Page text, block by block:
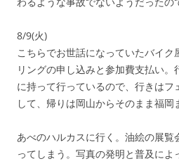
8/9(火)
こちらでお世話になっていたバイ
リングの申し込みと参加費支払い
に持って行っているので、行きはフ
して、帰りは岡山からそのまま福岡
あべのハルカスに行く。油絵の展覧
ってしまう。写真の発明と普及によ